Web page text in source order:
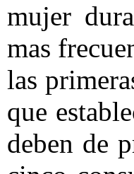
mujer
mas
las
que
deben de